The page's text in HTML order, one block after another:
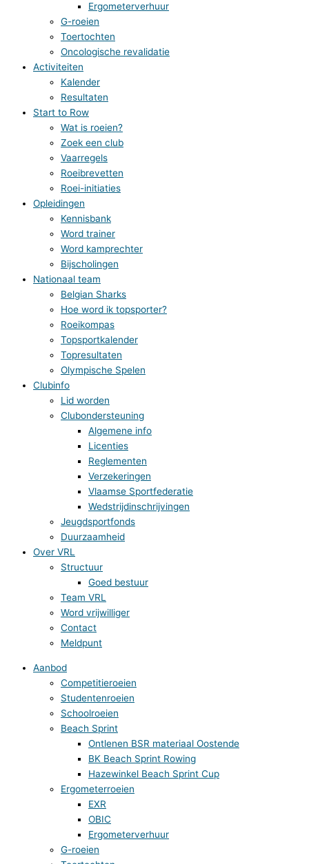
Ergometerverhuur
G-roeien
Toertochten
Oncologische revalidatie
Activiteiten
Kalender
Resultaten
Start to Row
Wat is roeien?
Zoek een club
Vaarregels
Roeibrevetten
Roei-initiaties
Opleidingen
Kennisbank
Word trainer
Word kamprechter
Bijscholingen
Nationaal team
Belgian Sharks
Hoe word ik topsporter?
Roeikompas
Topsportkalender
Topresultaten
Olympische Spelen
Clubinfo
Lid worden
Clubondersteuning
Algemene info
Licenties
Reglementen
Verzekeringen
Vlaamse Sportfederatie
Wedstrijdinschrijvingen
Jeugdsportfonds
Duurzaamheid
Over VRL
Structuur
Goed bestuur
Team VRL
Word vrijwilliger
Contact
Meldpunt
Aanbod
Competitieroeien
Studentenroeien
Schoolroeien
Beach Sprint
Ontlenen BSR materiaal Oostende
BK Beach Sprint Rowing
Hazewinkel Beach Sprint Cup
Ergometerroeien
EXR
OBIC
Ergometerverhuur
G-roeien